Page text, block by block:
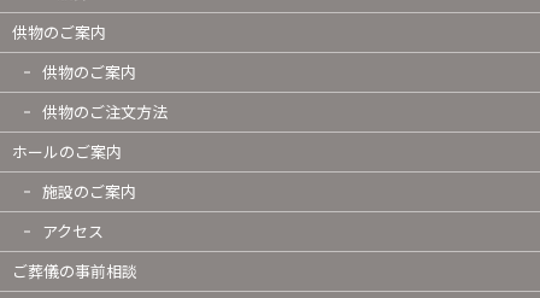
供物のご案内
供物のご案内
供物のご注文方法
ホールのご案内
施設のご案内
アクセス
ご葬儀の事前相談